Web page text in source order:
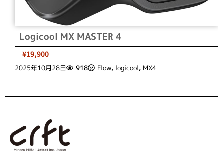
Logicool MX MASTER 4
¥19,900
2025年10月28日 918 Flow, logicool, MX4